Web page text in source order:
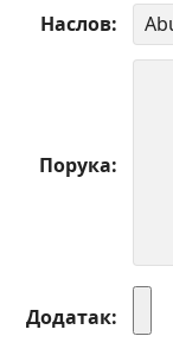
Наслов
Порука
Додатак